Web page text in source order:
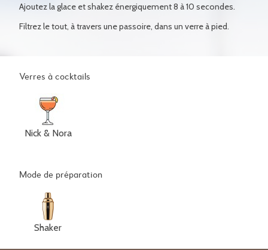
Ajoutez la glace et shakez énergiquement 8 à 10 secondes.
Filtrez le tout, à travers une passoire, dans un verre à pied.
Verres à cocktails
Nick & Nora
Mode de préparation
Shaker